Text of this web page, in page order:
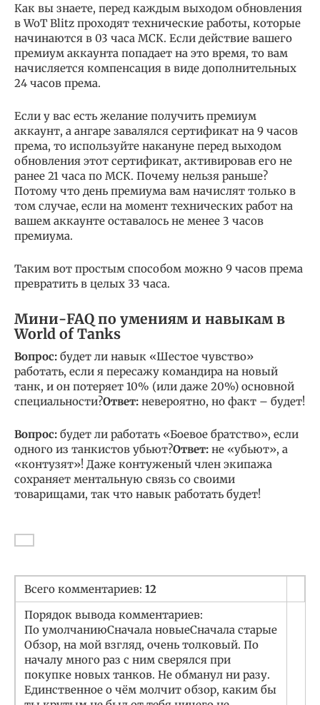
Как вы знаете, перед каждым выходом обновления
в WoT Blitz проходят технические работы, которые
начинаются в 03 часа МСК. Если действие вашего
премиум аккаунта попадает на это время, то вам
начисляется компенсация в виде дополнительных
24 часов према.
Если у вас есть желание получить премиум
аккаунт, а ангаре завалялся сертификат на 9 часов
према, то используйте накануне перед выходом
обновления этот сертификат, активировав его не
ранее 21 часа по МСК. Почему нельзя раньше?
Потому что день премиума вам начислят только в
том случае, если на момент технических работ на
вашем аккаунте оставалось не менее 3 часов
премиума.
Таким вот простым способом можно 9 часов према
превратить в целых 33 часа.
Мини-FAQ по умениям и навыкам в
World of Tanks
Вопрос: будет ли навык «Шестое чувство»
работать, если я пересажу командира на новый
танк, и он потеряет 10% (или даже 20%) основной
специальности?Ответ: невероятно, но факт – будет!
Вопрос: будет ли работать «Боевое братство», если
одного из танкистов убьют?Ответ: не «убьют», а
«контузят»! Даже контуженый член экипажа
сохраняет ментальную связь со своими
товарищами, так что навык работать будет!
Всего комментариев: 12
Порядок вывода комментариев:
По умолчаниюСначала новыеСначала старые
Обзор, на мой взгляд, очень толковый. По
началу много раз с ним сверялся при
покупке новых танков. Не обманул ни разу.
Единственное о чём молчит обзор, каким бы